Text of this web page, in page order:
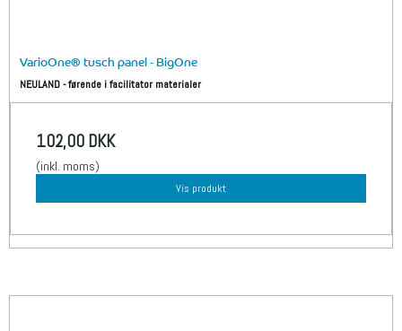
VarioOne® tusch panel - BigOne
NEULAND - førende i facilitator materialer
102,00 DKK
(inkl. moms)
Vis produkt